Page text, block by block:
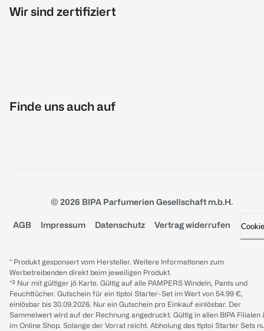
Wir sind zertifiziert
Finde uns auch auf
© 2026 BIPA Parfumerien Gesellschaft m.b.H.
AGB Impressum Datenschutz Vertrag widerrufen
* Produkt gesponsert vom Hersteller. Weitere Informationen zum
Werbetreibenden direkt beim jeweiligen Produkt.
*³ Nur mit gültiger jö Karte. Gültig auf alle PAMPERS Windeln, Pants und
Feuchttücher. Gutschein für ein tiptoi Starter-Set im Wert von 54.99 €,
einlösbar bis 30.09.2026. Nur ein Gutschein pro Einkauf einlösbar. Der
Sammelwert wird auf der Rechnung angedruckt. Gültig in allen BIPA Filialen
im Online Shop. Solange der Vorrat reicht. Abholung des tiptoi Starter Sets